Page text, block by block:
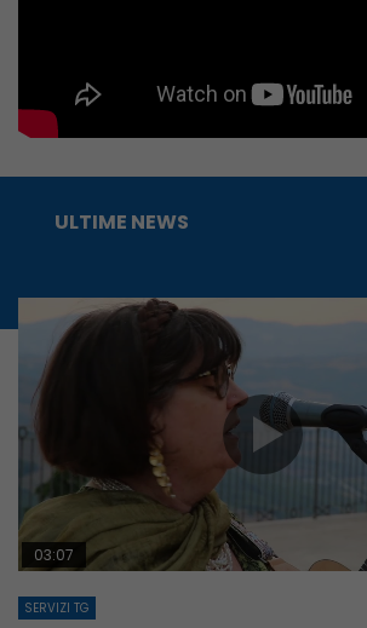
ULTIME NEWS
03:07
SERVIZI TG